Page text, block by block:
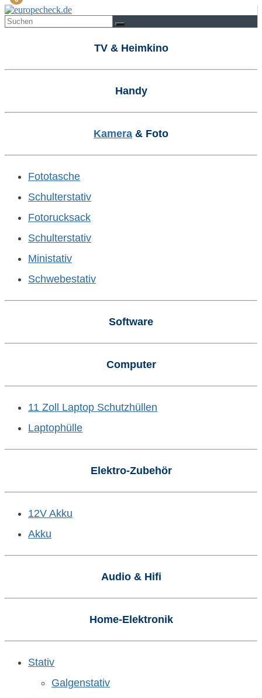
TV & Heimkino
Handy
Kamera & Foto
Fototasche
Schulterstativ
Fotorucksack
Schulterstativ
Ministativ
Schwebestativ
Software
Computer
11 Zoll Laptop Schutzhüllen
Laptophülle
Elektro-Zubehör
12V Akku
Akku
Audio & Hifi
Home-Elektronik
Stativ
Galgenstativ